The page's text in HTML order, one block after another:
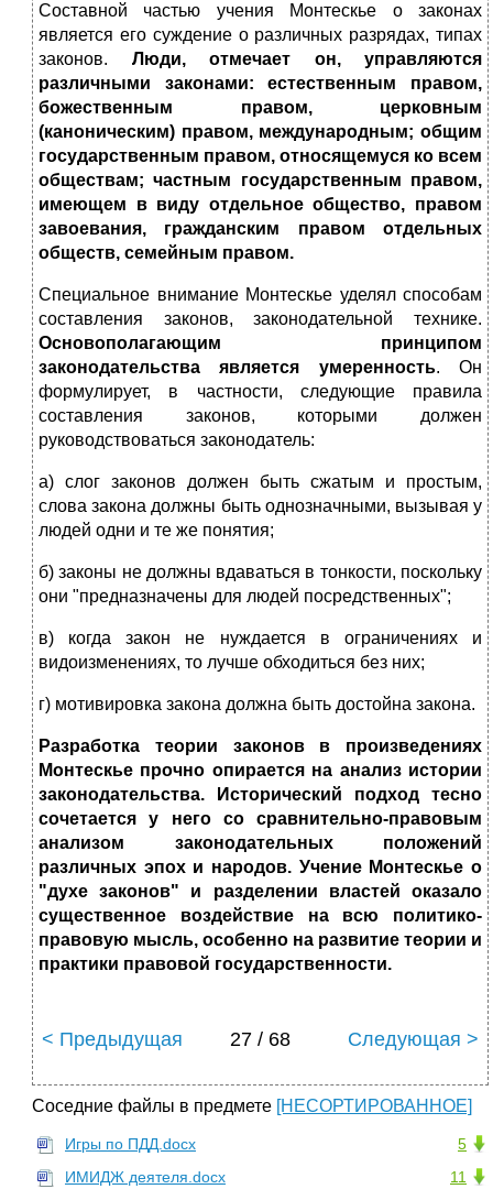
Составной частью учения Монтескье о законах
является его суждение о различных разрядах, типах
законов. Люди, отмечает он, управляются
различными законами: естественным правом,
божественным правом, церковным
(каноническим) правом, международным; общим
государственным правом, относящемуся ко всем
обществам; частным государственным правом,
имеющем в виду отдельное общество, правом
завоевания, гражданским правом отдельных
обществ, семейным правом.
Специальное внимание Монтескье уделял способам
составления законов, законодательной технике.
Основополагающим принципом
законодательства является умеренность. Он
формулирует, в частности, следующие правила
составления законов, которыми должен
руководствоваться законодатель:
а) слог законов должен быть сжатым и простым,
слова закона должны быть однозначными, вызывая у
людей одни и те же понятия;
б) законы не должны вдаваться в тонкости, поскольку
они "предназначены для людей посредственных";
в) когда закон не нуждается в ограничениях и
видоизменениях, то лучше обходиться без них;
г) мотивировка закона должна быть достойна закона.
Разработка теории законов в произведениях
Монтескье прочно опирается на анализ истории
законодательства. Исторический подход тесно
сочетается у него со сравнительно-правовым
анализом законодательных положений
различных эпох и народов. Учение Монтескье о
"духе законов" и разделении властей оказало
существенное воздействие на всю политико-
правовую мысль, особенно на развитие теории и
практики правовой государственности.
< Предыдущая 27 / 68 Следующая >
Соседние файлы в предмете [НЕСОРТИРОВАННОЕ]
5
Игры по ПДД.docx
11
ИМИДЖ деятеля.docx